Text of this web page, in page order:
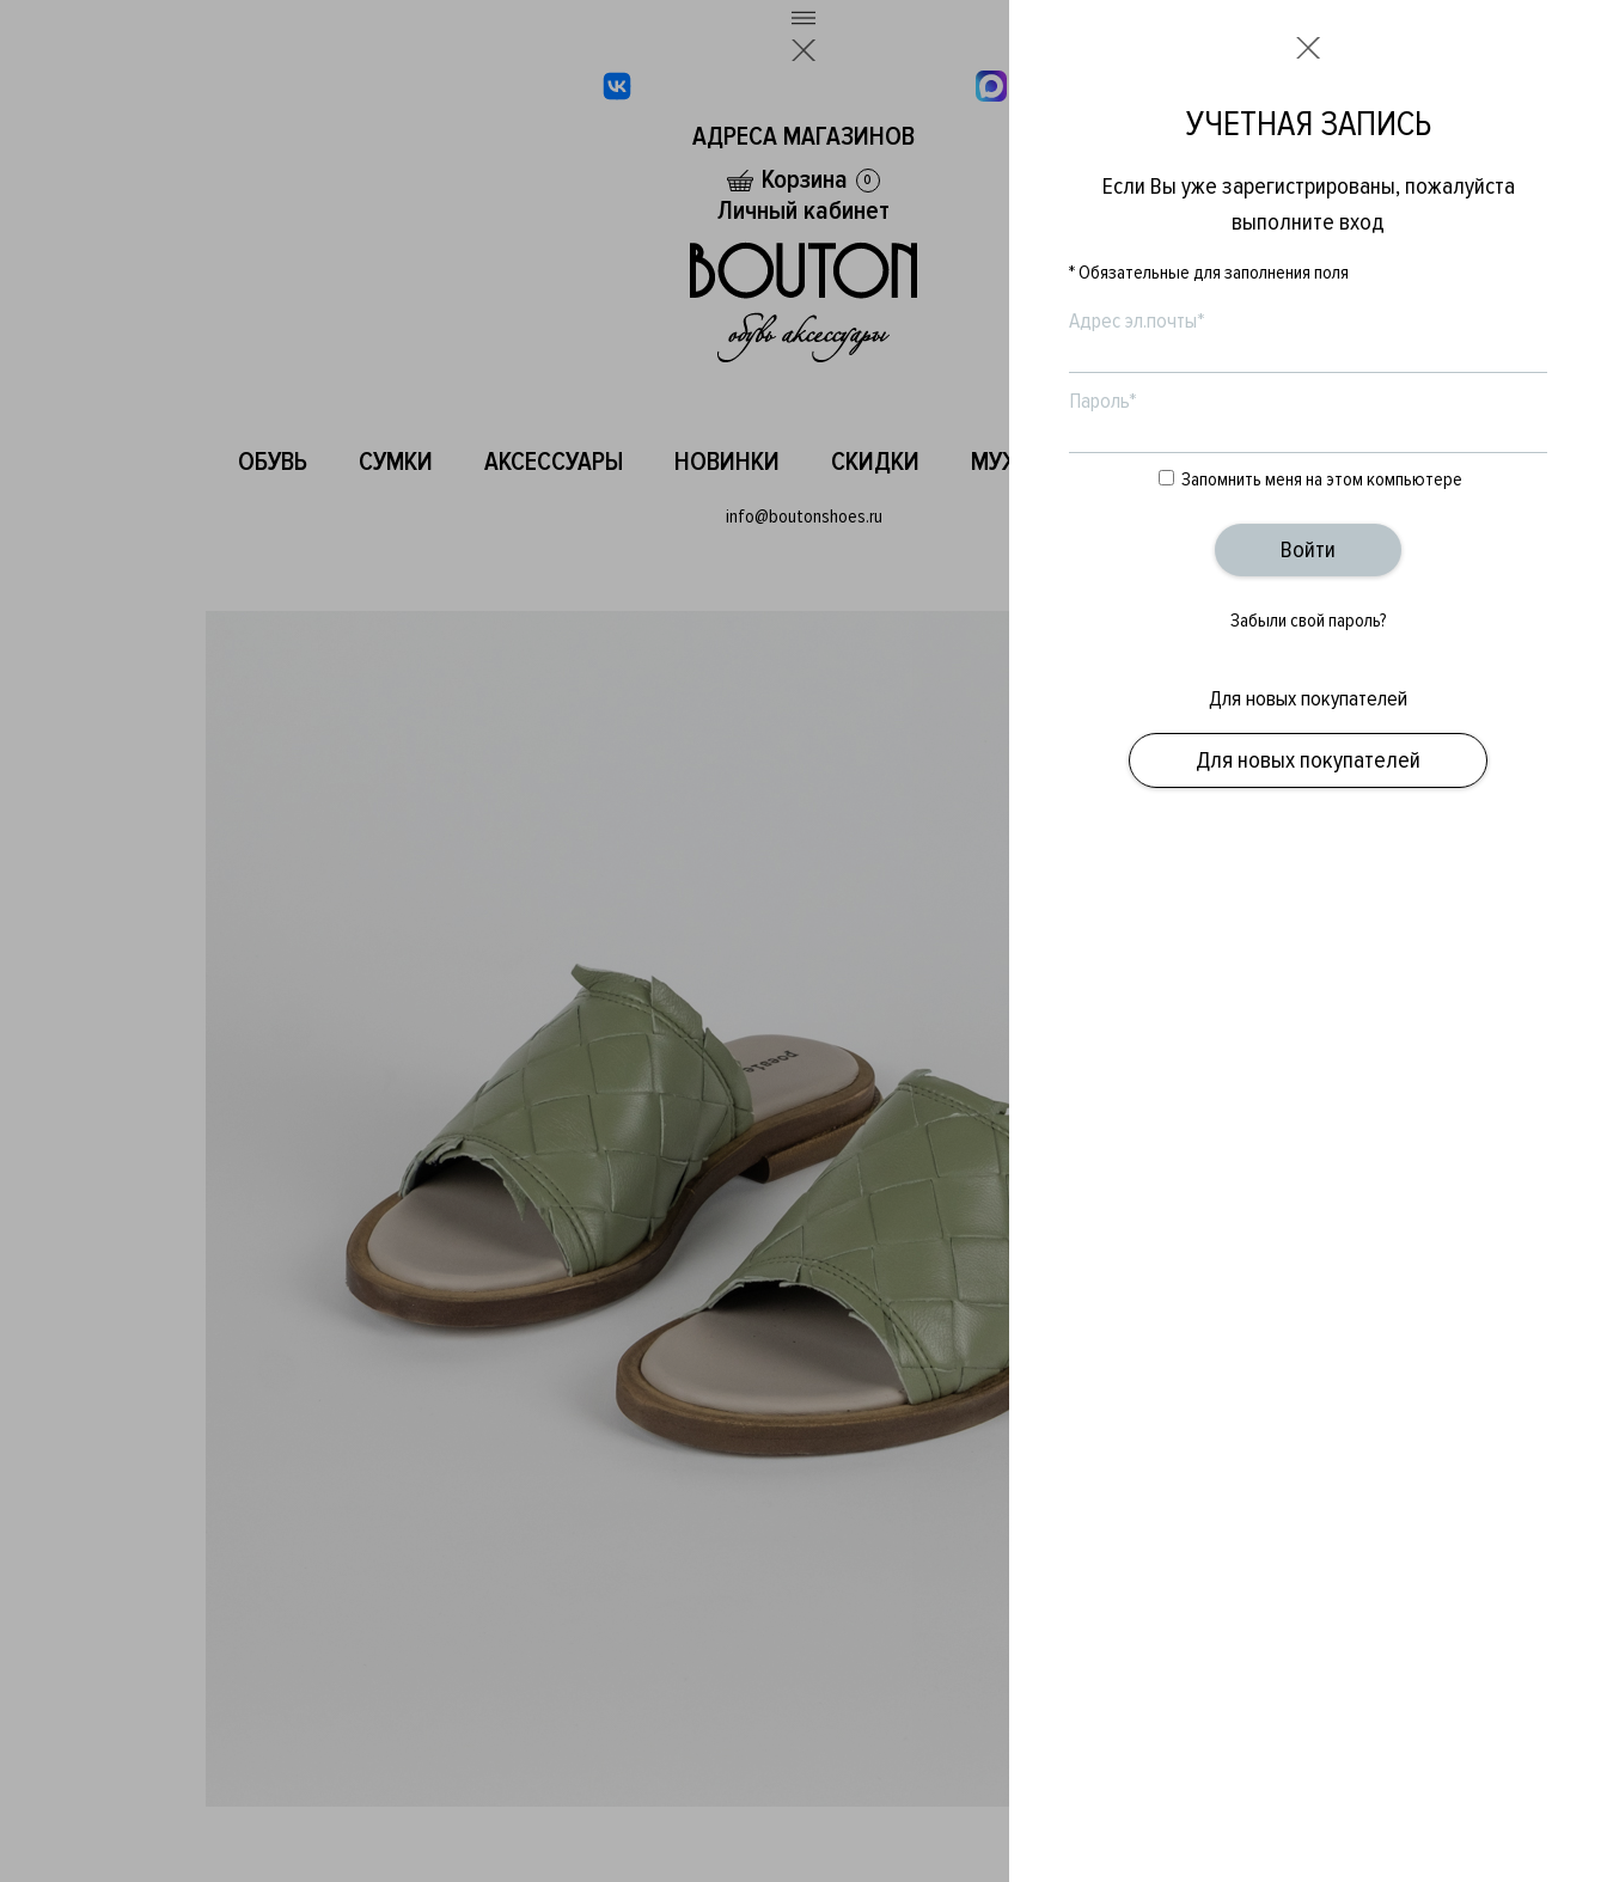
АДРЕСА МАГАЗИНОВ
Корзина
0
Личный кабинет
ОБУВЬ СУМКИ АКСЕССУАРЫ НОВИНКИ СКИДКИ МУЖСКОЕ ЖЕНСКОЕ БРЕНДЫ
info@boutonshoes.ru
УЧЕТНАЯ ЗАПИСЬ
Если Вы уже зарегистрированы, пожалуйста
выполните вход
* Обязательные для заполнения поля
Адрес эл.почты*
Пароль*
Запомнить меня на этом компьютере
Забыли свой пароль?
Для новых покупателей
Для новых покупателей